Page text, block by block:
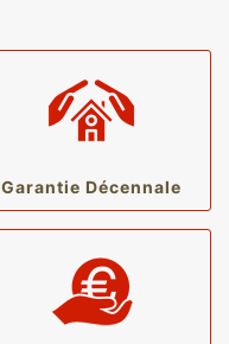
Garantie Décennale